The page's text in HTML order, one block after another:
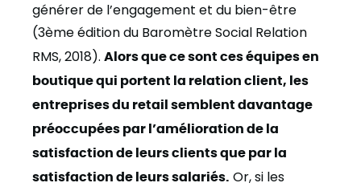
générer de l’engagement et du bien-être
(3ème édition du Baromètre Social Relation
RMS, 2018). Alors que ce sont ces équipes en
boutique qui portent la relation client, les
entreprises du retail semblent davantage
préoccupées par l’amélioration de la
satisfaction de leurs clients que par la
satisfaction de leurs salariés. Or, si les